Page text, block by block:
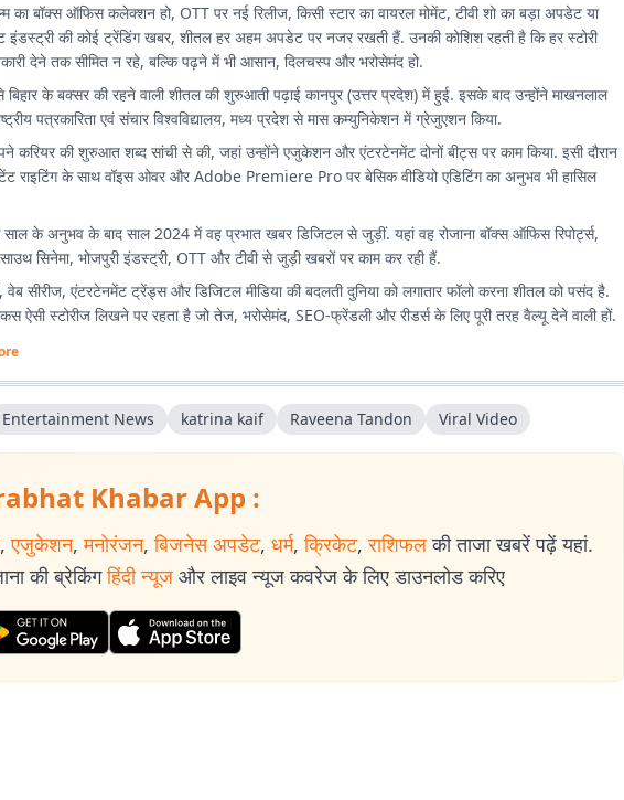
का बॉक्स ऑफिस कलेक्शन हो, OTT पर नई रिलीज, किसी स्टार का वायरल मोमेंट, टीवी शो का बड़ा अपडेट या
इंडस्ट्री की कोई ट्रेंडिंग खबर, शीतल हर अहम अपडेट पर नजर रखती हैं. उनकी कोशिश रहती है कि हर स्टोरी
देने तक सीमित न रहे, बल्कि पढ़ने में भी आसान, दिलचस्प और भरोसेमंद हो.
के बक्सर की रहने वाली शीतल की शुरुआती पढ़ाई कानपुर (उत्तर प्रदेश) में हुई. इसके बाद उन्होंने माखनलाल
पत्रकारिता एवं संचार विश्वविद्यालय, मध्य प्रदेश से मास कम्युनिकेशन में ग्रेजुएशन किया.
करियर की शुरुआत शब्द सांची से की, जहां उन्होंने एजुकेशन और एंटरटेनमेंट दोनों बीट्स पर काम किया. इसी दौरान
राइटिंग के साथ वॉइस ओवर और Adobe Premiere Pro पर बेसिक वीडियो एडिटिंग का अनुभव भी हासिल
के अनुभव के बाद साल 2024 में वह प्रभात खबर डिजिटल से जुड़ीं. यहां वह रोजाना बॉक्स ऑफिस रिपोर्ट्स,
सिनेमा, भोजपुरी इंडस्ट्री, OTT और टीवी से जुड़ी खबरों पर काम कर रही हैं.
वेब सीरीज, एंटरटेनमेंट ट्रेंड्स और डिजिटल मीडिया की बदलती दुनिया को लगातार फॉलो करना शीतल को पसंद है.
ऐसी स्टोरीज लिखने पर रहता है जो तेज, भरोसेमंद, SEO-फ्रेंडली और रीडर्स के लिए पूरी तरह वैल्यू देने वाली हों.
Entertainment News katrina kaif Raveena Tandon Viral Video
Khabar App :
, एजुकेशन, मनोरंजन, बिजनेस अपडेट, धर्म, क्रिकेट, राशिफल की ताजा खबरें पढ़ें यहां.
की ब्रेकिंग हिंदी न्यूज और लाइव न्यूज कवरेज के लिए डाउनलोड करिए